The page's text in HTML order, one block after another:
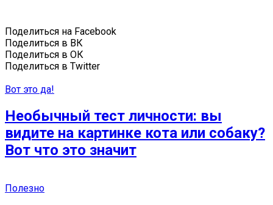
Поделиться на Facebook
Поделиться в ВК
Поделиться в ОК
Поделиться в Twitter
Вот это да!
Необычный тест личности: вы
видите на картинке кота или собаку?
Вот что это значит
Полезно